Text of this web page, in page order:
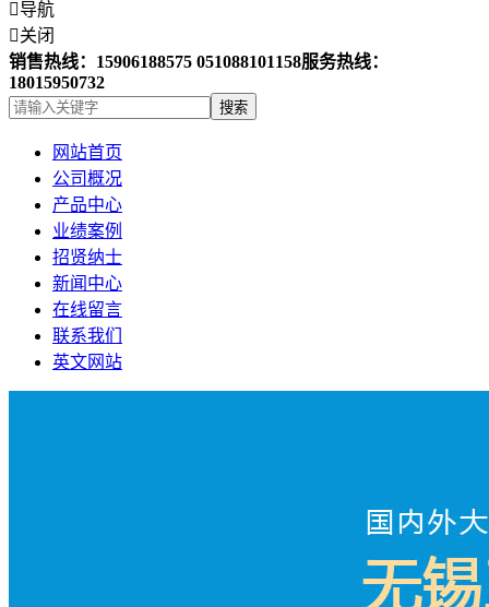
导航
关闭
销售热线：15906188575 051088101158服务热线：
18015950732
网站首页
公司概况
产品中心
业绩案例
招贤纳士
新闻中心
在线留言
联系我们
英文网站